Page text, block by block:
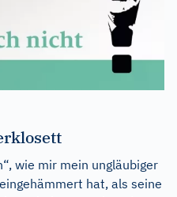
wie mir mein ungläubiger
hat, als seine